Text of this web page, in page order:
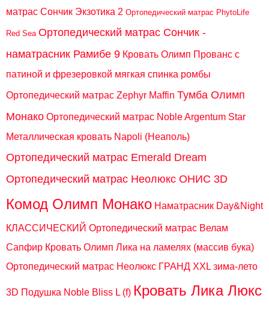
матрас Сончик Экзотика 2 Ортопедический матрас PhytoLife
Red Sea Ортопедический матрас Сончик -
наматрасник Рамибе 9 Кровать Олимп Прованс с
патиной и фрезеровкой мягкая спинка ромбы
Ортопедический матрас Zephyr Maffin Тумба Олимп
Монако Ортопедический матрас Noble Argentum Star
Металлическая кровать Napoli (Неаполь)
Ортопедический матрас Emerald Dream
Ортопедический матрас Неолюкс ОНИС 3D
Комод Олимп Монако Наматрасник Day&Night
КЛАССИЧЕСКИЙ Ортопедический матрас Велам
Сапфир Кровать Олимп Лика на ламелях (массив бука)
Ортопедический матрас Неолюкс ГРАНД XXL зима-лето
3D Подушка Noble Bliss L (f) Кровать Лика Люкс